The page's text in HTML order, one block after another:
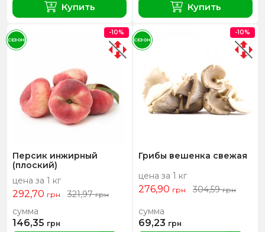
Купить Купить
Персик инжирный
(плоский)
цена за 1 кг
292,70 грн 321,97грн
сумма
146,35 грн
-10%
СЕЗОН
Грибы вешенка свежая
цена за 1 кг
276,90 грн 304,59грн
сумма
69,23 грн
-10%
СЕЗОН